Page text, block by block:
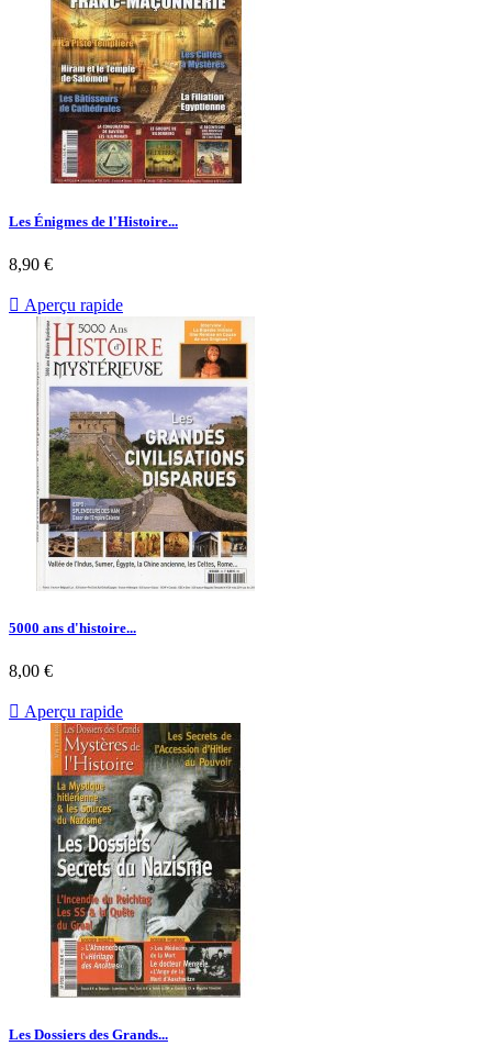
Les Énigmes de l'Histoire...
Prix
8,90 €
 Aperçu rapide
5000 ans d'histoire...
Prix
8,00 €
 Aperçu rapide
Les Dossiers des Grands...